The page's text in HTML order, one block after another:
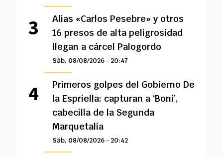
Alias «Carlos Pesebre» y otros
16 presos de alta peligrosidad
llegan a cárcel Palogordo
Sáb, 08/08/2026 - 20:47
Primeros golpes del Gobierno De
la Espriella: capturan a ‘Boni’,
cabecilla de la Segunda
Marquetalia
Sáb, 08/08/2026 - 20:42